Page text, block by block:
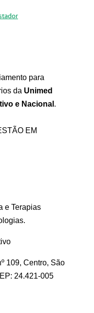
para
da Unimed
e Nacional .
EM
e Terapias
109, Centro, São
24.421-005